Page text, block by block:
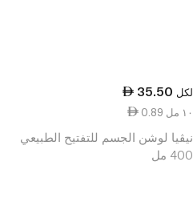
35.50 لكل
0.89 ١٠ مل
نيڤيا لوشن الجسم للتفتيح الطبيعي
400 مل